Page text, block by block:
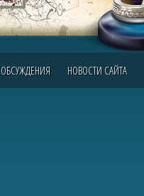
ОБСУЖДЕНИЯ НОВОСТИ САЙТА